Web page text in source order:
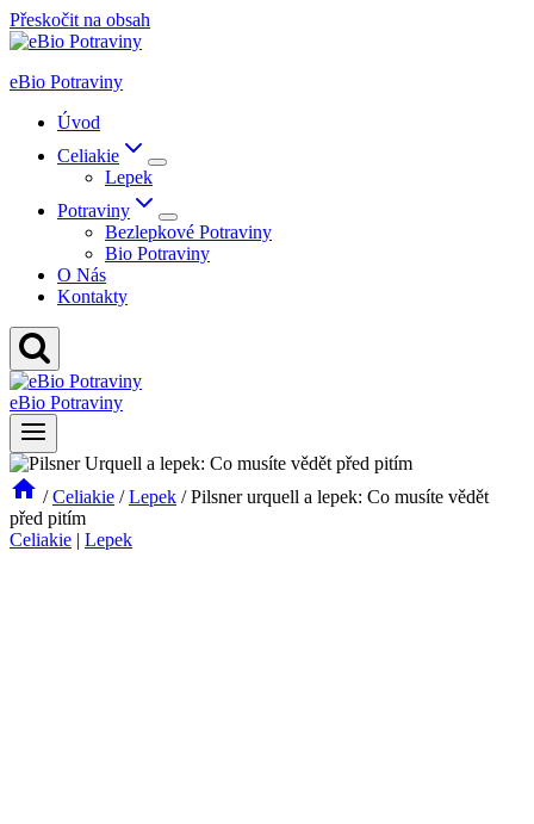
Přeskočit na obsah
eBio Potraviny
Úvod
Celiakie
Lepek
Potraviny
Bezlepkové Potraviny
Bio Potraviny
O Nás
Kontakty
eBio Potraviny
/ Celiakie / Lepek / Pilsner urquell a lepek: Co musíte vědět
před pitím
Celiakie | Lepek